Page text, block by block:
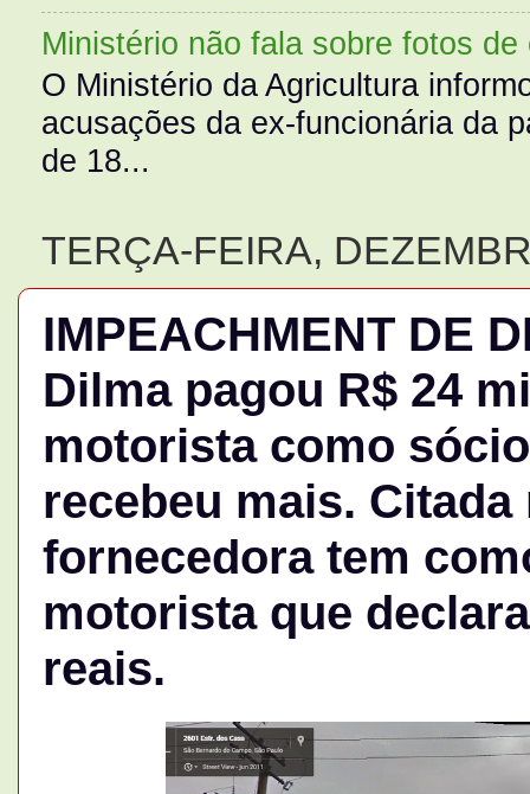
Ministério não fala sobre fotos de
O Ministério da Agricultura
acusações da ex-funcionária da
de 18...
TERÇA-FEIRA,
IMPEACHMENT DE
Dilma pagou R$ 24
motorista como
recebeu mais.
fornecedora tem
motorista que
reais.